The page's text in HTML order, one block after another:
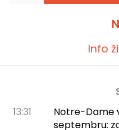
Info
13:31
Notre-Dame
septembru: